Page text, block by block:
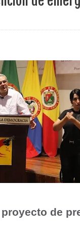
el Mecanismo
continúa
la vida de
en Tuluá
de